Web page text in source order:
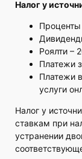
Налог у
Проценты
Роялти –
Платежи
Платежи
услуги
Налог у
ставкам при
устранении